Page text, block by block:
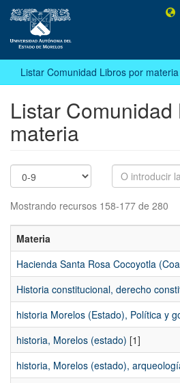
Listar Comunidad Libros por materia
Listar
materia
Mostrando recursos 158-177 de 280
Materia
Hacienda Santa Rosa Cocoyotla
Historia constitucional, derecho
historia Morelos (Estado), Política y
historia, Morelos (estado) [1]
historia, Morelos (estado),